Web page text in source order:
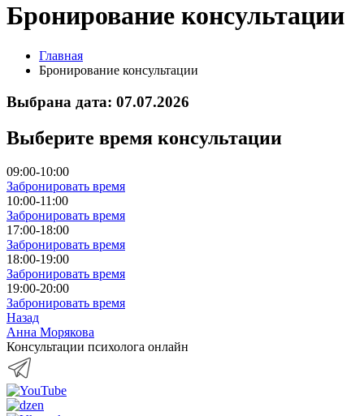
Бронирование консультации
Главная
Бронирование консультации
Выбрана дата: 07.07.2026
Выберите время консультации
09:00-10:00
Забронировать время
10:00-11:00
Забронировать время
17:00-18:00
Забронировать время
18:00-19:00
Забронировать время
19:00-20:00
Забронировать время
Назад
Анна Морякова
Консультации психолога онлайн